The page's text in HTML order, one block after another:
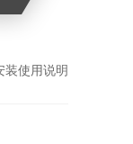
装使用说明